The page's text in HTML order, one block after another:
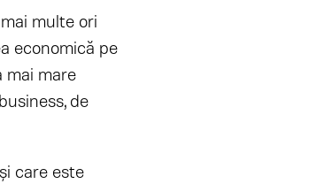
multe ori
economică pe
mai mare
de
care este